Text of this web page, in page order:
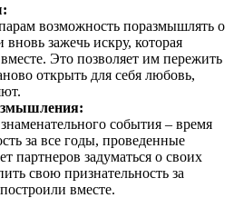
возможность поразмышлять о
зажечь искру, которая
Это позволяет им пережить
открыть для себя любовь,
события – время
за все годы, проведенные
партнеров задуматься о своих
свою признательность за
вместе.